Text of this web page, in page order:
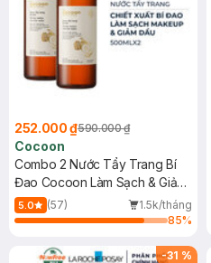
252.000 ₫590.000 ₫
Cocoon
Combo 2 Nước Tẩy Trang Bí
Đao Cocoon Làm Sạch & Giảm
Dầu 500ml
5.0 (57)
1.5k/tháng
85%
-31 %